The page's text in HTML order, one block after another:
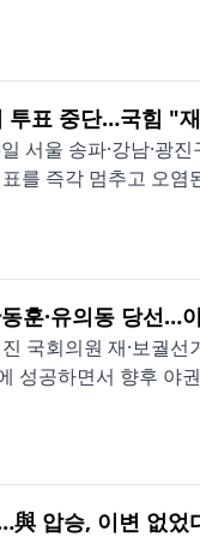
투표 중단…국힘 "
일 서울 송파·강남·
를 즉각 멈추고 오염
훈·유의동 당선…
국회의원 재·보궐
성공하면서 향후 야
與 압승, 이변 없었